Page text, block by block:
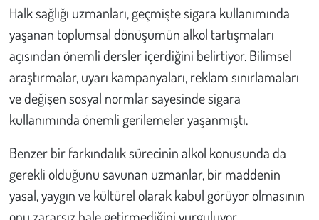
Halk sağlığı uzmanları, geçmişte sigara kullanımında
yaşanan toplumsal dönüşümün alkol tartışmaları
açısından önemli dersler içerdiğini belirtiyor. Bilimsel
araştırmalar, uyarı kampanyaları, reklam sınırlamaları
ve değişen sosyal normlar sayesinde sigara
kullanımında önemli gerilemeler yaşanmıştı.
Benzer bir farkındalık sürecinin alkol konusunda da
gerekli olduğunu savunan uzmanlar, bir maddenin
yasal, yaygın ve kültürel olarak kabul görüyor olmasının
onu zararsız hale getirmediğini vurguluyor.